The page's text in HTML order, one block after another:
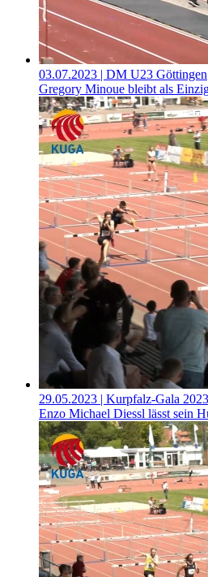
03.07.2023 | DM U23 Göttingen
Gregory Minoue bleibt als
29.05.2023 | Kurpfalz-Gala
Enzo Michael Diessl lässt sein